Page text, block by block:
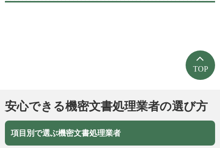
TOP
安心できる機密文書処理業者の選び方
項目別で選ぶ機密文書処理業者